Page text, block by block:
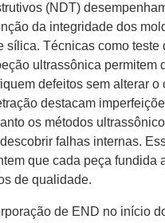
(NDT)
da integridade dos
sílica. Técnicas como teste
ultrassônica permitem
defeitos sem alterar o
destacam
os métodos
falhas internas.
que cada peça fundida
de qualidade.
de END no início